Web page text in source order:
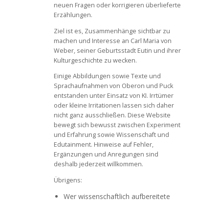
neuen Fragen oder korrigieren überlieferte
Erzählungen.
Ziel ist es, Zusammenhänge sichtbar zu
machen und Interesse an Carl Maria von
Weber, seiner Geburtsstadt Eutin und ihrer
Kulturgeschichte zu wecken.
Einige Abbildungen sowie Texte und
Sprachaufnahmen von Oberon und Puck
entstanden unter Einsatz von KI. Irrtümer
oder kleine Irritationen lassen sich daher
nicht ganz ausschließen. Diese Website
bewegt sich bewusst zwischen Experiment
und Erfahrung sowie Wissenschaft und
Edutainment. Hinweise auf Fehler,
Ergänzungen und Anregungen sind
deshalb jederzeit willkommen.
Übrigens:
Wer wissenschaftlich aufbereitete